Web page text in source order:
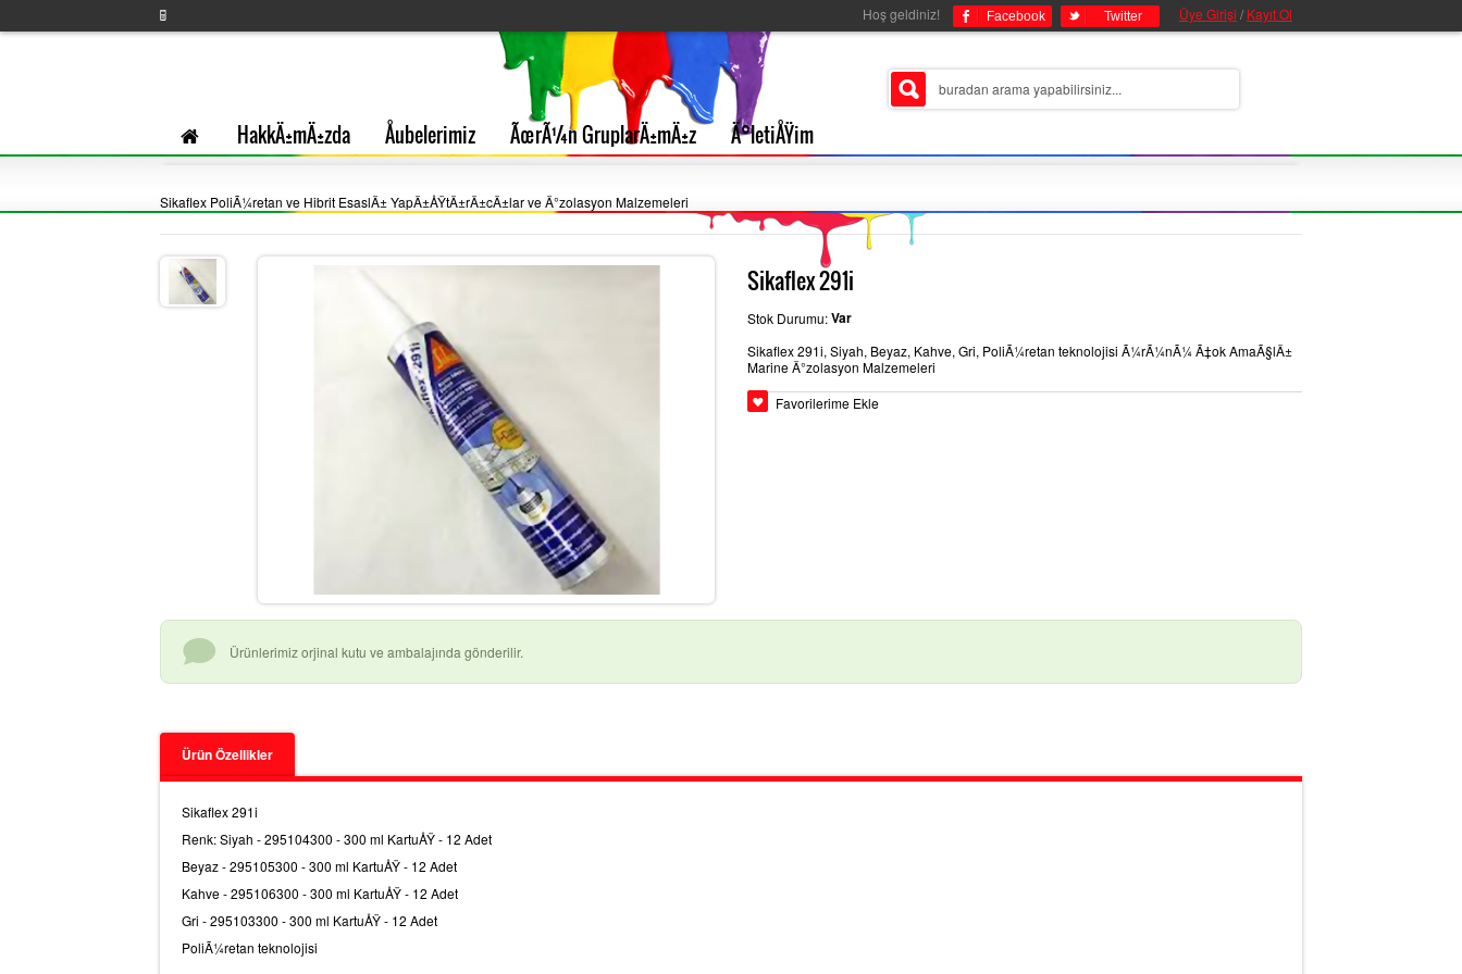
Hoş geldiniz! Facebook Twitter Üye Girişi / Kayıt Ol
HakkÄ±mÄ±zda Åubelerimiz ÃœrÃ¼n GruplarÄ±mÄ±z Ä°letiÅŸim
Sikaflex PoliÃ¼retan ve Hibrit EsaslÄ± YapÄ±ÅŸtÄ±rÄ±cÄ±lar ve Ä°zolasyon Malzemeleri
Sikaflex 291i
Stok Durumu:Var
Sikaflex 291i, Siyah, Beyaz, Kahve, Gri, PoliÃ¼retan teknolojisi Ã¼rÃ¼nÃ¼ Ã‡ok AmaÃ§lÄ±
Marine Ä°zolasyon Malzemeleri
Favorilerime Ekle
Ürünlerimiz orjinal kutu ve ambalajında gönderilir.
Ürün Özellikler
Sikaflex 291i
Renk: Siyah - 295104300 - 300 ml KartuÅŸ - 12 Adet
Beyaz - 295105300 - 300 ml KartuÅŸ - 12 Adet
Kahve - 295106300 - 300 ml KartuÅŸ - 12 Adet
Gri - 295103300 - 300 ml KartuÅŸ - 12 Adet
PoliÃ¼retan teknolojisi